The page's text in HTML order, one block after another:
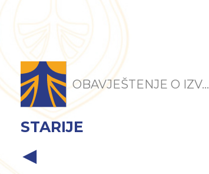
OBAVJEŠTENJE O IZV...
STARIJE